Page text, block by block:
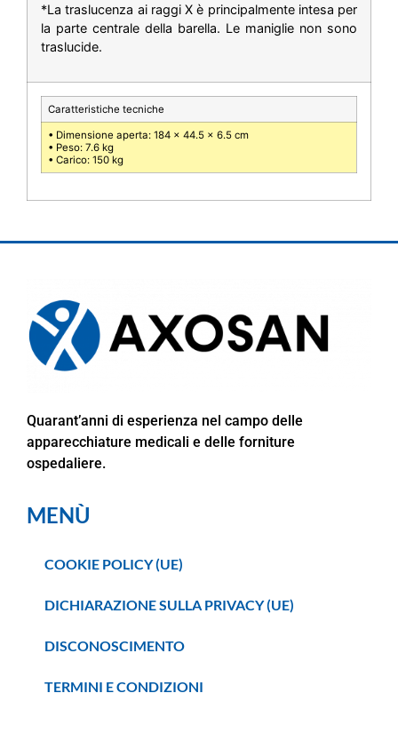
*La traslucenza ai raggi X è principalmente intesa per
la parte centrale della barella. Le maniglie non sono
traslucide.
Caratteristiche tecniche
• Dimensione aperta: 184 x 44.5 x 6.5 cm
• Peso: 7.6 kg
• Carico: 150 kg
Quarant’anni di esperienza nel campo delle
apparecchiature medicali e delle forniture
ospedaliere.
MENÙ
COOKIE POLICY (UE)
DICHIARAZIONE SULLA PRIVACY (UE)
DISCONOSCIMENTO
TERMINI E CONDIZIONI